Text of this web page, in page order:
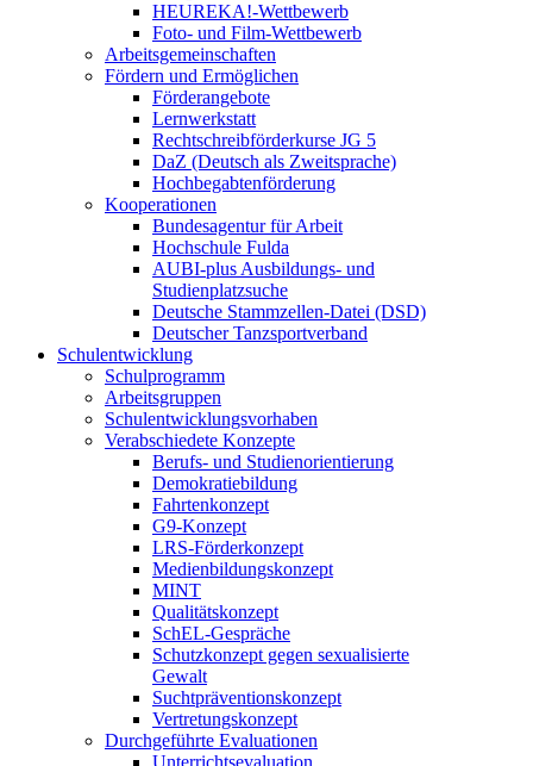
HEUREKA!-Wettbewerb
Foto- und Film-Wettbewerb
Arbeitsgemeinschaften
Fördern und Ermöglichen
Förderangebote
Lernwerkstatt
Rechtschreibförderkurse JG 5
DaZ (Deutsch als Zweitsprache)
Hochbegabtenförderung
Kooperationen
Bundesagentur für Arbeit
Hochschule Fulda
AUBI-plus Ausbildungs- und
Studienplatzsuche
Deutsche Stammzellen-Datei (DSD)
Deutscher Tanzsportverband
Schulentwicklung
Schulprogramm
Arbeitsgruppen
Schulentwicklungsvorhaben
Verabschiedete Konzepte
Berufs- und Studienorientierung
Demokratiebildung
Fahrtenkonzept
G9-Konzept
LRS-Förderkonzept
Medienbildungskonzept
MINT
Qualitätskonzept
SchEL-Gespräche
Schutzkonzept gegen sexualisierte
Gewalt
Suchtpräventionskonzept
Vertretungskonzept
Durchgeführte Evaluationen
Unterrichtsevaluation